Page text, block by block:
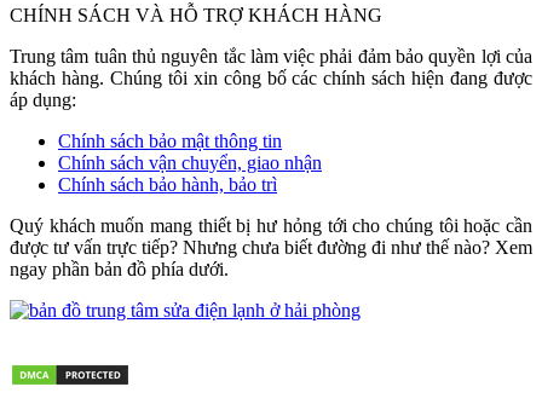
CHÍNH SÁCH VÀ HỖ TRỢ KHÁCH HÀNG
Trung tâm tuân thủ nguyên tắc làm việc phải đảm bảo quyền lợi của
khách hàng. Chúng tôi xin công bố các chính sách hiện đang được
áp dụng:
Chính sách bảo mật thông tin
Chính sách vận chuyển, giao nhận
Chính sách bảo hành, bảo trì
Quý khách muốn mang thiết bị hư hỏng tới cho chúng tôi hoặc cần
được tư vấn trực tiếp? Nhưng chưa biết đường đi như thế nào? Xem
ngay phần bản đồ phía dưới.